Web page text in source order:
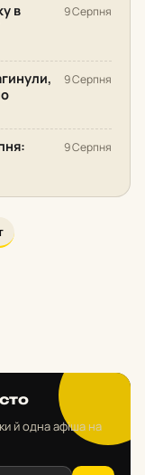
в
9 Серпня
9 Серпня
9 Серпня
й одна афіша на